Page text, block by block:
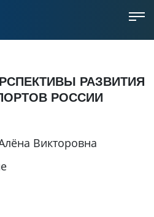
РАЗВИТИЯ
РОССИИ
Викторовна